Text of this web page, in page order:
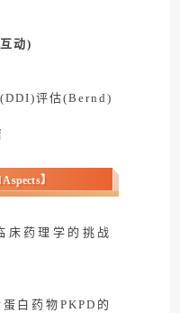
动)
评估(Bernd)
Aspects】
床药理学的挑战
白药物PKPD的